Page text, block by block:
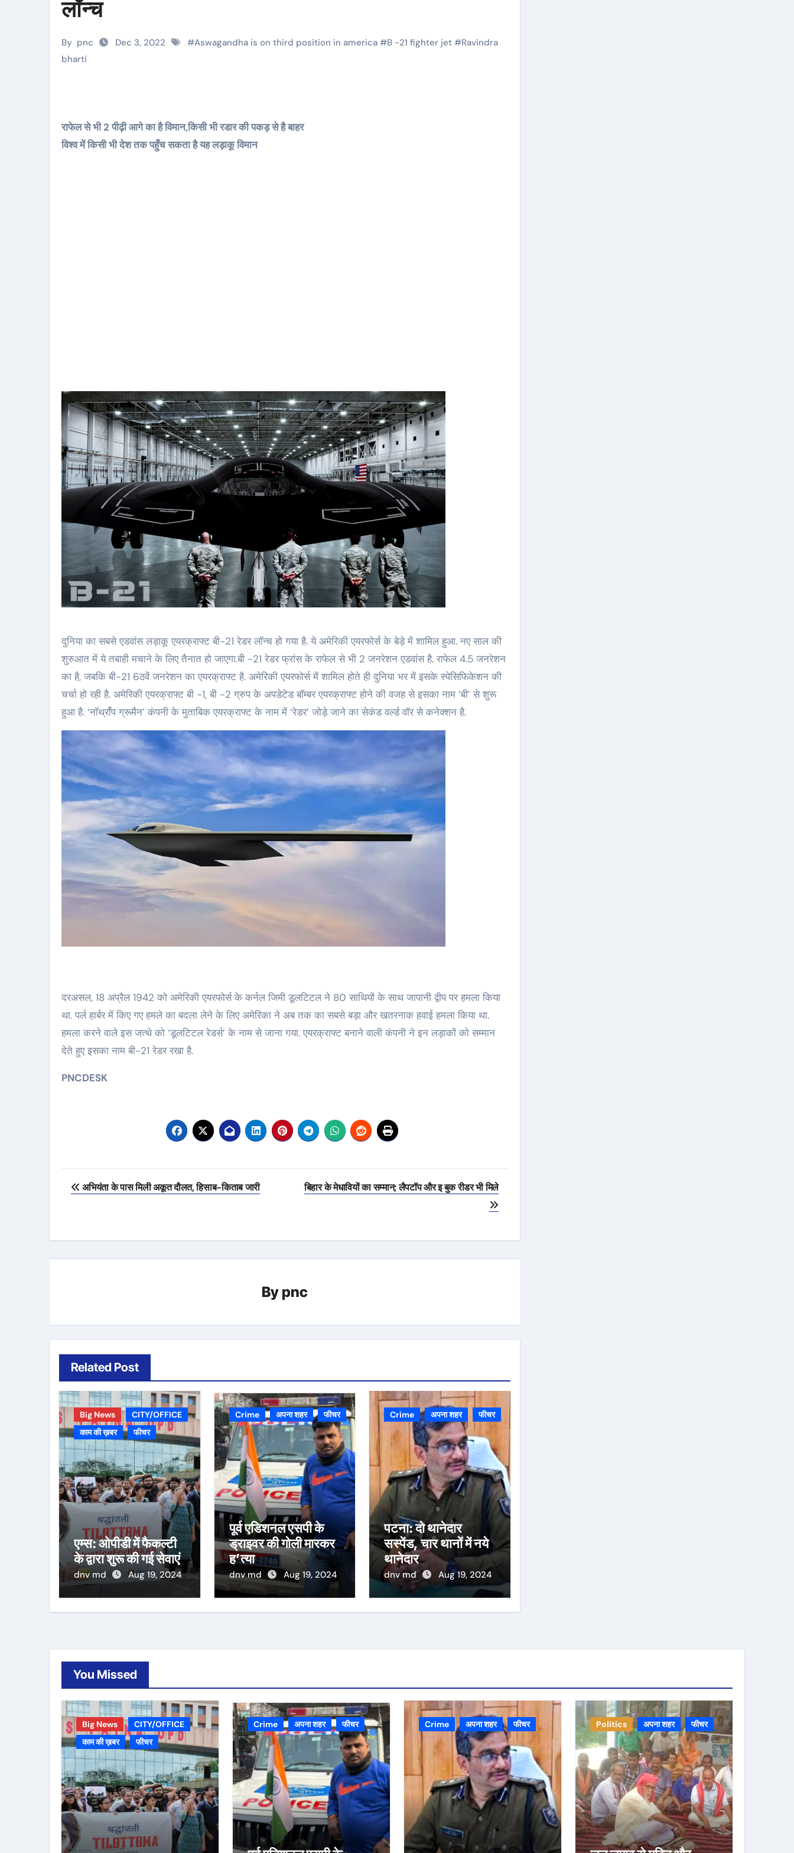
लॉन्च
By pnc Dec 3, 2022 #Aswagandha is on third position in america #B -21 fighter jet #Ravindra
bharti
राफेल से भी 2 पीढ़ी आगे का है विमान,किसी भी रडार की पकड़ से है बाहर
विश्व में किसी भी देश तक पहुँच सकता है यह लड़ाकू विमान
दुनिया का सबसे एडवांस लड़ाकू एयरक्राफ्ट बी-21 रेडर लॉन्च हो गया है. ये अमेरिकी एयरफोर्स के बेड़े में शामिल हुआ. नए साल की
शुरुआत में ये तबाही मचाने के लिए तैनात हो जाएगा.बी -21 रेडर फ्रांस के राफेल से भी 2 जनरेशन एडवांस है. राफेल 4.5 जनरेशन
का है, जबकि बी-21 6ठवें जनरेशन का एयरक्राफ्ट है. अमेरिकी एयरफोर्स में शामिल होते ही दुनिया भर में इसके स्पेसिफिकेशन की
चर्चा हो रही है. अमेरिकी एयरक्राफ्ट बी -1, बी -2 ग्रुप के अपडेटेड बॉम्बर एयरक्राफ्ट होने की वजह से इसका नाम ‘बी’ से शुरू
हुआ है. ‘नॉर्थ्रॉप ग्रूमैन’ कंपनी के मुताबिक एयरक्राफ्ट के नाम में ‘रेडर’ जोड़े जाने का सेकंड वर्ल्ड वॉर से कनेक्शन है.
दरअसल, 18 अप्रैल 1942 को अमेरिकी एयरफोर्स के कर्नल जिमी डूलटिटल ने 80 साथियों के साथ जापानी द्वीप पर हमला किया
था. पर्ल हार्बर में किए गए हमले का बदला लेने के लिए अमेरिका ने अब तक का सबसे बड़ा और खतरनाक हवाई हमला किया था.
हमला करने वाले इस जत्थे को ‘डूलटिटल रेडर्स’ के नाम से जाना गया. एयरक्राफ्ट बनाने वाली कंपनी ने इन लड़ाकों को सम्मान
देते हुए इसका नाम बी-21 रेडर रखा है.
PNCDESK
Post
अभियंता के पास मिली अकूत दौलत, हिसाब-किताब जारी बिहार के मेधावियों का सम्मान; लैपटॉप और इ बुक रीडर भी मिले
By pnc
Related Post
Big News
CITY/OFFICE
काम की ख़बर
फीचर
एम्स: ओपीडी में फैकल्टी
के द्वारा शुरू की गई सेवाएं
dnv md Aug 19, 2024
Crime अपना शहर फीचर
पूर्व एडिशनल एसपी के
ड्राइवर की गोली मारकर
ह’त्या
dnv md Aug 19, 2024
Crime अपना शहर फीचर
पटना: दो थानेदार
सस्पेंड, चार थानों में नये
थानेदार
dnv md Aug 19, 2024
You Missed
Big News
CITY/OFFICE
काम की ख़बर
फीचर
Crime अपना शहर फीचर Crime अपना शहर फीचर Politics अपना शहर फीचर